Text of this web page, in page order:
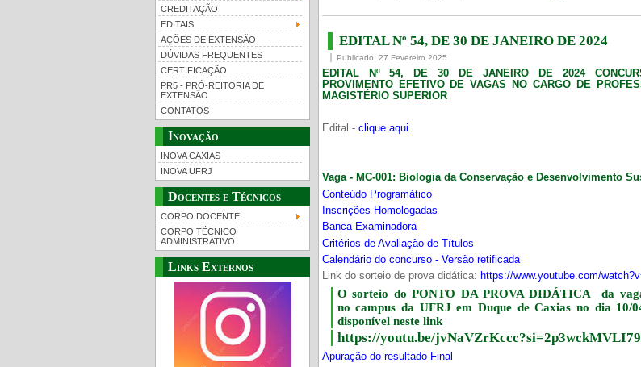
CREDITAÇÃO
EDITAIS
AÇÕES DE EXTENSÃO
DÚVIDAS FREQUENTES
CERTIFICAÇÃO
PR5 - PRÓ-REITORIA DE
EXTENSÃO
CONTATOS
Inovação
INOVA CAXIAS
INOVA UFRJ
Docentes e Técnicos
CORPO DOCENTE
CORPO TÉCNICO
ADMINISTRATIVO
Links Externos
EDITAL Nº 54, DE 30 DE JANEIRO DE 2024
Publicado: 27 Fevereiro 2025
EDITAL Nº 54, DE 30 DE JANEIRO DE 2024
PROVIMENTO EFETIVO DE VAGAS NO CARGO DE
MAGISTÉRIO SUPERIOR
Edital - clique aqui
Vaga - MC-001: Biologia da Conservação e Desenvolvimento
Conteúdo Programático
Inscrições Homologadas
Banca Examinadora
Critérios de Avaliação de Títulos
Calendário do concurso - Versão retificada
Link do sorteio de prova didática: https://www.youtube.com/
O sorteio do PONTO DA PROVA DIDÁTICA da
no campus da UFRJ em Duque de Caxias no dia
disponível neste link
https://youtu.be/
Apuração do resultado Final